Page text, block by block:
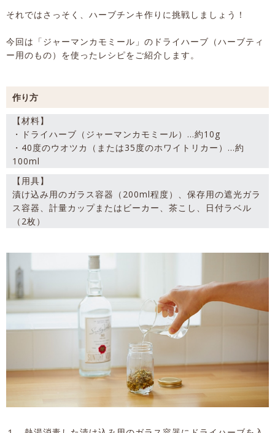
それではさっそく、ハーブチンキ作りに挑戦しましょう！
今回は「ジャーマンカモミール」のドライハーブ（ハーブティ
ー用のもの）を使ったレシピをご紹介します。
作り方
【材料】
・ドライハーブ（ジャーマンカモミール）…約10g
・40度のウオツカ（または35度のホワイトリカー）…約
100ml
【用具】
漬け込み用のガラス容器（200ml程度）、保存用の遮光ガラ
ス容器、計量カップまたはビーカー、茶こし、日付ラベル
（2枚）